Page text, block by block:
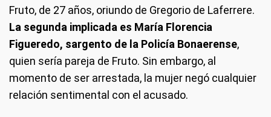
Fruto, de 27 años, oriundo de Gregorio de Laferrere.
La segunda implicada es María Florencia
Figueredo, sargento de la Policía Bonaerense,
quien sería pareja de Fruto. Sin embargo, al
momento de ser arrestada, la mujer negó cualquier
relación sentimental con el acusado.